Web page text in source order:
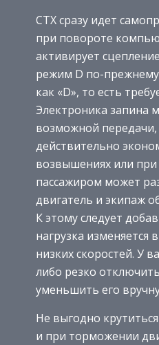
CTX сразу идет
при повороте
активирует
режим D по-
как «D», то есть
Электроника запина
возможной передачи,
действительно
возвышениях или
пассажиром может
двигатель и экипаж
К этому следует
нагрузка изменяется
низких скоростей. У
либо резко
уменьшить его
Не выгодно
и при торможении